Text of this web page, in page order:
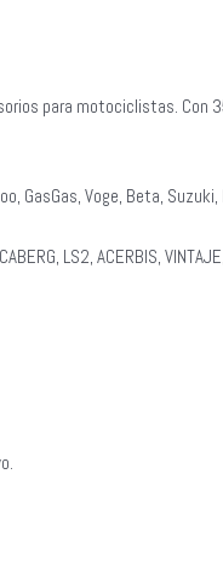
para motociclistas.
GasGas, Voge, Beta,
LS2, ACERBIS, VINTAJE,